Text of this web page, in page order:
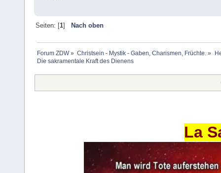
Seiten: [1] Nach oben
Forum ZDW» Christsein - Mystik - Gaben, Charismen, Früchte. »
Die sakramentale Kraft des Dienens
La